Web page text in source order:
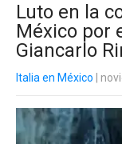
Luto en la
México por
Giancarlo
Italia en México |